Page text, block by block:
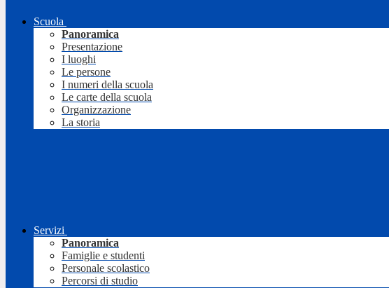
Scuola
Panoramica
Presentazione
I luoghi
Le persone
I numeri della scuola
Le carte della scuola
Organizzazione
La storia
Servizi
Panoramica
Famiglie e studenti
Personale scolastico
Percorsi di studio